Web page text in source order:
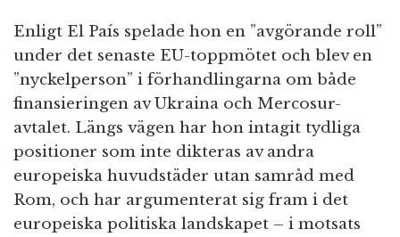
Enligt El País spelade hon en ”avgörande roll”
under det senaste EU-toppmötet och blev en
”nyckelperson” i förhandlingarna om både
finansieringen av Ukraina och Mercosur-
avtalet. Längs vägen har hon intagit tydliga
positioner som inte dikteras av andra
europeiska huvudstäder utan samråd med
Rom, och har argumenterat sig fram i det
europeiska politiska landskapet – i motsats